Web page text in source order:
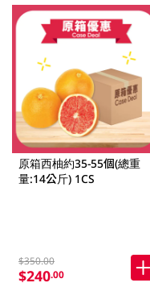
原箱西柚約35-55個(總重
量:14公斤) 1CS
$350.00
$240.00